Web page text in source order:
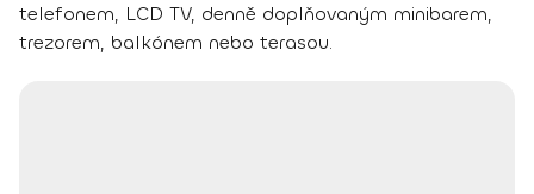
telefonem, LCD TV, denně doplňovaným minibarem,
trezorem, balkónem nebo terasou.